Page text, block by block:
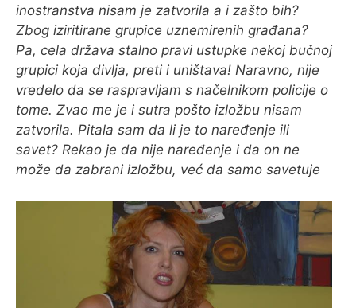
O MENI
inostranstva nisam je zatvorila a i zašto bih?
Zbog iziritirane grupice uznemirenih građana?
Pa, cela država stalno pravi ustupke nekoj bučnoj
grupici koja divlja, preti i uništava! Naravno, nije
vredelo da se raspravljam s načelnikom policije o
tome. Zvao me je i sutra pošto izložbu nisam
zatvorila. Pitala sam da li je to naređenje ili
savet? Rekao je da nije naređenje i da on ne
može da zabrani izložbu, već da samo savetuje